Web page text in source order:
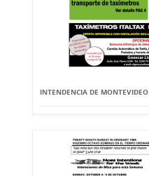
INTENDENCIA DE